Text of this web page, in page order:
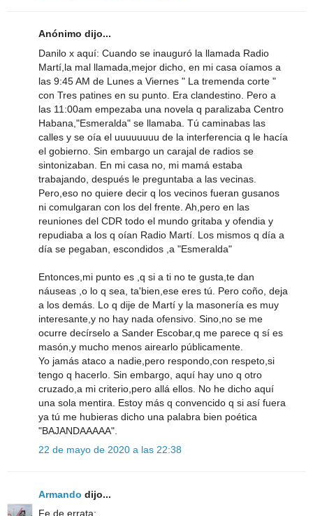
Anónimo dijo...
Danilo x aquí: Cuando se inauguró la llamada Radio
Martí,la mal llamada,mejor dicho, en mi casa oíamos a
las 9:45 AM de Lunes a Viernes " La tremenda corte "
con Tres patines en su punto. Era clandestino. Pero a
las 11:00am empezaba una novela q paralizaba Centro
Habana,"Esmeralda" se llamaba. Tú caminabas las
calles y se oía el uuuuuuuu de la interferencia q le hacía
el gobierno. Sin embargo un carajal de radios se
sintonizaban. En mi casa no, mi mamá estaba
trabajando, después le preguntaba a las vecinas.
Pero,eso no quiere decir q los vecinos fueran gusanos
ni comulgaran con los del frente. Ah,pero en las
reuniones del CDR todo el mundo gritaba y ofendia y
repudiaba a los q oían Radio Martí. Los mismos q día a
día se pegaban, escondidos ,a "Esmeralda"
Entonces,mi punto es ,q si a ti no te gusta,te dan
náuseas ,o lo q sea, ta'bien,ese eres tú. Pero coño, deja
a los demás. Lo q dije de Martí y la masonería es muy
interesante,y no hay nada ofensivo. Sino,no se me
ocurre decírselo a Sander Escobar,q me parece q sí es
masón,y mucho menos airearlo públicamente.
Yo jamás ataco a nadie,pero respondo,con respeto,si
tengo q hacerlo. Sin embargo, aquí hay uno q otro
cruzado,a mi criterio,pero allá ellos. No he dicho aquí
una sola mentira. Estoy más q convencido q si así fuera
ya tú me hubieras dicho una palabra bien poética
"BAJANDAAAAA".
22 de mayo de 2020 a las 22:38
Armando dijo...
Fe de errata: